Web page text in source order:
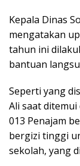
Kepala Dinas
mengatakan
tahun ini
bantuan
Seperti yang
Ali saat ditemui
013 Penajam
bergizi tinggi
sekolah, yang